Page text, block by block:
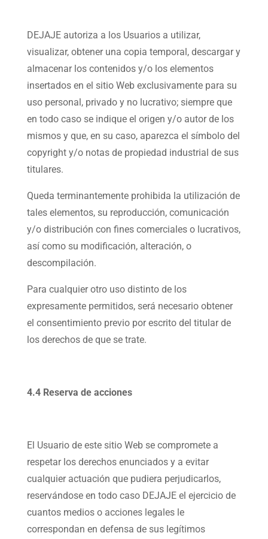
DEJAJE autoriza a los Usuarios a utilizar,
visualizar, obtener una copia temporal, descargar y
almacenar los contenidos y/o los elementos
insertados en el sitio Web exclusivamente para su
uso personal, privado y no lucrativo; siempre que
en todo caso se indique el origen y/o autor de los
mismos y que, en su caso, aparezca el símbolo del
copyright y/o notas de propiedad industrial de sus
titulares.
Queda terminantemente prohibida la utilización de
tales elementos, su reproducción, comunicación
y/o distribución con fines comerciales o lucrativos,
así como su modificación, alteración, o
descompilación.
Para cualquier otro uso distinto de los
expresamente permitidos, será necesario obtener
el consentimiento previo por escrito del titular de
los derechos de que se trate.
4.4 Reserva de acciones
El Usuario de este sitio Web se compromete a
respetar los derechos enunciados y a evitar
cualquier actuación que pudiera perjudicarlos,
reservándose en todo caso DEJAJE el ejercicio de
cuantos medios o acciones legales le
correspondan en defensa de sus legítimos